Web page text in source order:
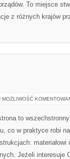
To miejsce
z różnych krajów
MOŻLIWOŚĆ
to
co w praktyce robi
Jeżeli interesuje